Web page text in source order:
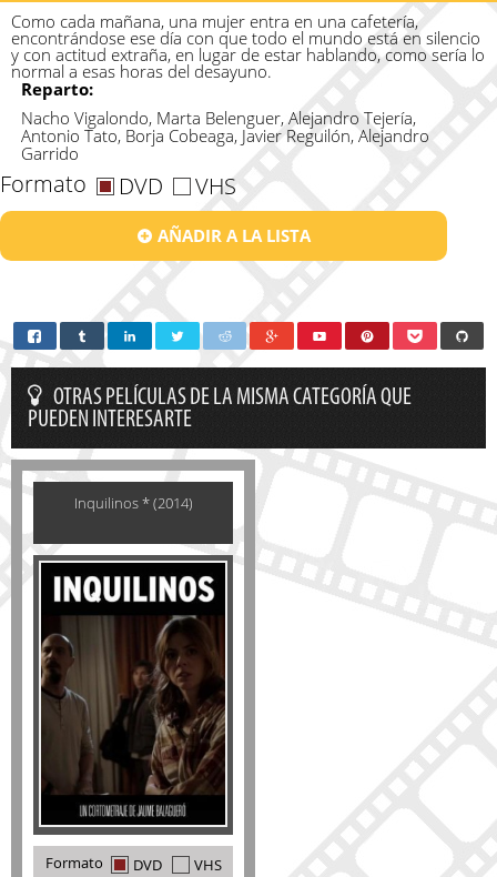
Como cada mañana, una mujer entra en una cafetería,
encontrándose ese día con que todo el mundo está en silencio
y con actitud extraña, en lugar de estar hablando, como sería lo
normal a esas horas del desayuno.
Reparto:
Nacho Vigalondo, Marta Belenguer, Alejandro Tejería,
Antonio Tato, Borja Cobeaga, Javier Reguilón, Alejandro
Garrido
Formato DVD VHS
AÑADIR A LA LISTA
OTRAS PELÍCULAS DE LA MISMA CATEGORÍA QUE
PUEDEN INTERESARTE
Inquilinos * (2014)
Formato DVD VHS